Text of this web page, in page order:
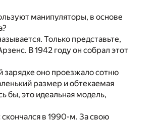
манипуляторы, в основе
Только представьте,
В 1942 году он собрал этот
зарядке оно проезжало сотню
размер и обтекаемая
бы, это идеальная модель,
в 1990-м. За свою